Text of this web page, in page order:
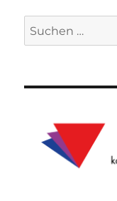
Suchen
nach: